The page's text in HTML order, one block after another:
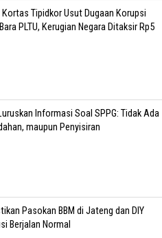
Kortas Tipidkor Usut Dugaan Korupsi
PLTU, Kerugian Negara Ditaksir Rp5
Informasi Soal SPPG: Tidak Ada
maupun Penyisiran
Pasokan BBM di Jateng dan DIY
Berjalan Normal